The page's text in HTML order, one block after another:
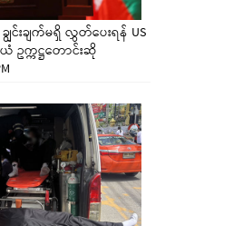
င်းချက်မရှိ လွှတ်ပေးရန် US
ဥက္ကဋ္ဌတောင်းဆို